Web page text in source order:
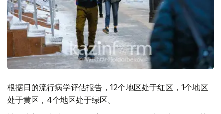
根据日的流行病学评估报告，12个地区处于红区，1个地区
处于黄区，4个地区处于绿区。